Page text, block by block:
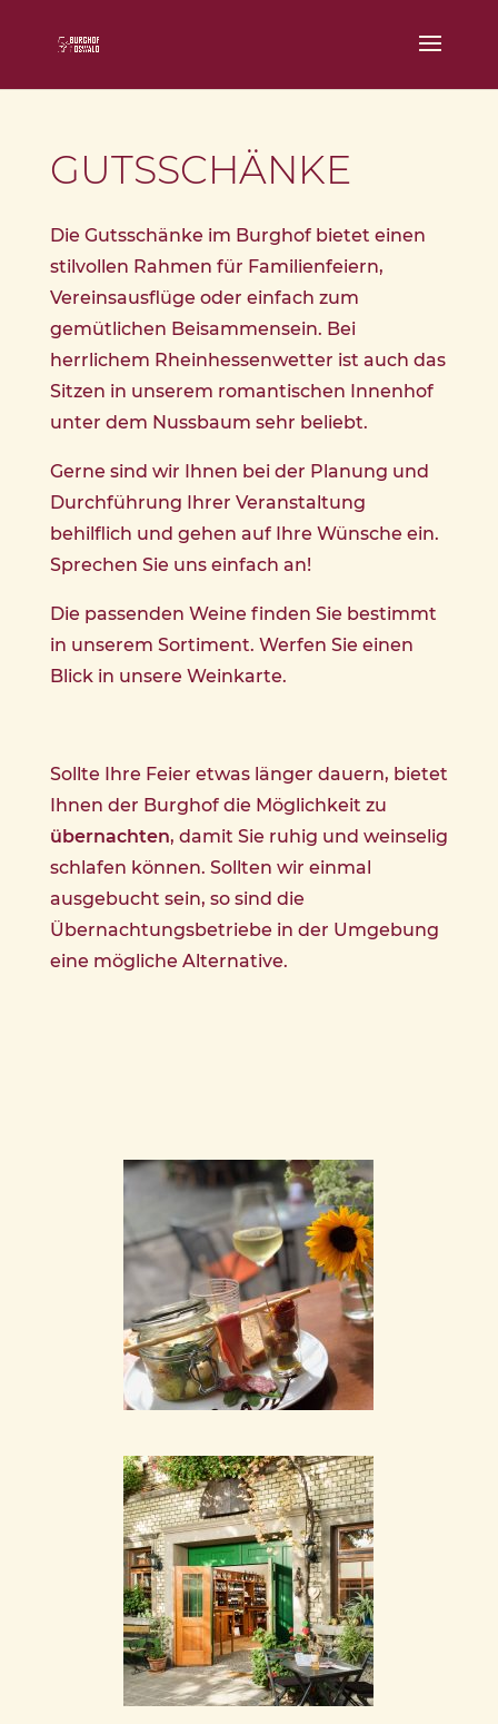
GUTSSCHÄNKE
Die Gutsschänke im Burghof bietet einen
stilvollen Rahmen für Familienfeiern,
Vereinsausflüge oder einfach zum
gemütlichen Beisammensein. Bei
herrlichem Rheinhessenwetter ist auch das
Sitzen in unserem romantischen Innenhof
unter dem Nussbaum sehr beliebt.
Gerne sind wir Ihnen bei der Planung und
Durchführung Ihrer Veranstaltung
behilflich und gehen auf Ihre Wünsche ein.
Sprechen Sie uns einfach an!
Die passenden Weine finden Sie bestimmt
in unserem Sortiment. Werfen Sie einen
Blick in unsere Weinkarte.
Sollte Ihre Feier etwas länger dauern, bietet
Ihnen der Burghof die Möglichkeit zu
übernachten, damit Sie ruhig und weinselig
schlafen können. Sollten wir einmal
ausgebucht sein, so sind die
Übernachtungsbetriebe in der Umgebung
eine mögliche Alternative.